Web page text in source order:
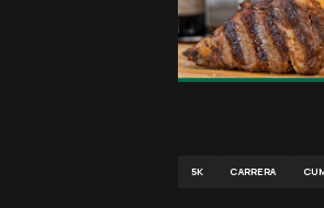
5K CARRERA